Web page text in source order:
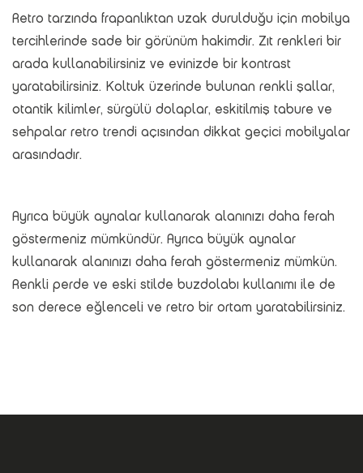
Retro tarzında frapanlıktan uzak durulduğu için mobilya
tercihlerinde sade bir görünüm hakimdir. Zıt renkleri bir
arada kullanabilirsiniz ve evinizde bir kontrast
yaratabilirsiniz. Koltuk üzerinde bulunan renkli şallar,
otantik kilimler, sürgülü dolaplar, eskitilmiş tabure ve
sehpalar retro trendi açısından dikkat geçici mobilyalar
arasındadır.
Ayrıca büyük aynalar kullanarak alanınızı daha ferah
göstermeniz mümkündür. Ayrıca büyük aynalar
kullanarak alanınızı daha ferah göstermeniz mümkün.
Renkli perde ve eski stilde buzdolabı kullanımı ile de
son derece eğlenceli ve retro bir ortam yaratabilirsiniz.